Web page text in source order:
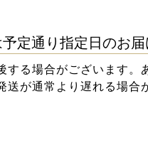
定通り指定日のお届
する場合がございます
送が通常より遅れる場合